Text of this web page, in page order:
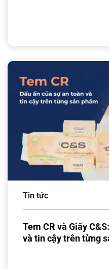
Tin tức
Tem CR và Giấy
và tin cậy trên từng